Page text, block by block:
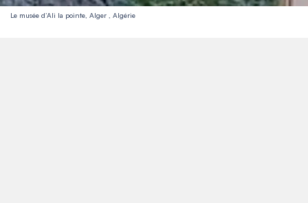
Le musée d’Ali la pointe, Alger , Algérie